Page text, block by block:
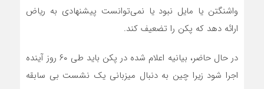
واشنگتن یا مایل نبود یا نمی‌توانست پیشنهادی به ریاض
ارائه دهد که پکن را تضعیف کند.
در حال حاضر، بیانیه اعلام شده در پکن باید طی ۶۰ روز آینده
اجرا شود زیرا چین به دنبال میزبانی یک نشست بی سابقه